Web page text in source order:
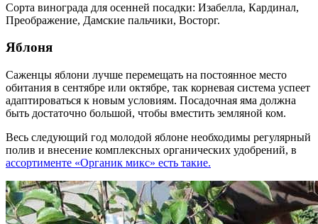
Сорта винограда для осенней посадки: Изабелла, Кардинал,
Преображение, Дамские пальчики, Восторг.
Яблоня
Саженцы яблони лучше перемещать на постоянное место
обитания в сентябре или октябре, так корневая система успеет
адаптироваться к новым условиям. Посадочная яма должна
быть достаточно большой, чтобы вместить земляной ком.
Весь следующий год молодой яблоне необходимы регулярный
полив и внесение комплексных органических удобрений, в
ассортименте «Органик микс» есть такие.